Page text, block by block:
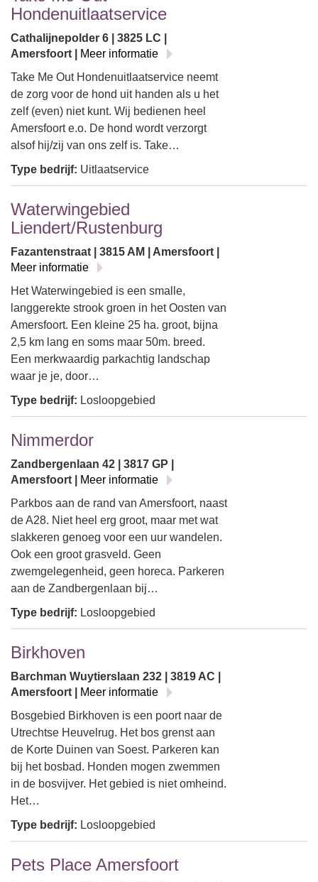
Hondenuitlaatservice
Cathalijnepolder 6 | 3825 LC |
Amersfoort |
Meer informatie
Take Me Out Hondenuitlaatservice neemt
de zorg voor de hond uit handen als u het
zelf (even) niet kunt. Wij bedienen heel
Amersfoort e.o. De hond wordt verzorgt
alsof hij/zij van ons zelf is. Take…
Type bedrijf: Uitlaatservice
Waterwingebied
Liendert/Rustenburg
Fazantenstraat | 3815 AM | Amersfoort |
Meer informatie
Het Waterwingebied is een smalle,
langgerekte strook groen in het Oosten van
Amersfoort. Een kleine 25 ha. groot, bijna
2,5 km lang en soms maar 50m. breed.
Een merkwaardig parkachtig landschap
waar je je, door…
Type bedrijf: Losloopgebied
Nimmerdor
Zandbergenlaan 42 | 3817 GP |
Amersfoort |
Meer informatie
Parkbos aan de rand van Amersfoort, naast
de A28. Niet heel erg groot, maar met wat
slakkeren genoeg voor een uur wandelen.
Ook een groot grasveld. Geen
zwemgelegenheid, geen horeca. Parkeren
aan de Zandbergenlaan bij…
Type bedrijf: Losloopgebied
Birkhoven
Barchman Wuytierslaan 232 | 3819 AC |
Amersfoort |
Meer informatie
Bosgebied Birkhoven is een poort naar de
Utrechtse Heuvelrug. Het bos grenst aan
de Korte Duinen van Soest. Parkeren kan
bij het bosbad. Honden mogen zwemmen
in de bosvijver. Het gebied is niet omheind.
Het…
Type bedrijf: Losloopgebied
Pets Place Amersfoort